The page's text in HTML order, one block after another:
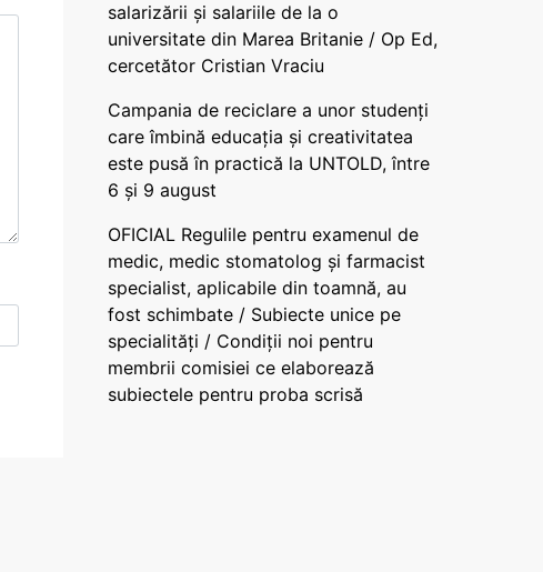
salarizării și salariile de la o
universitate din Marea Britanie / Op Ed,
cercetător Cristian Vraciu
Campania de reciclare a unor studenți
care îmbină educația și creativitatea
este pusă în practică la UNTOLD, între
6 și 9 august
OFICIAL Regulile pentru examenul de
medic, medic stomatolog și farmacist
specialist, aplicabile din toamnă, au
fost schimbate / Subiecte unice pe
specialități / Condiții noi pentru
membrii comisiei ce elaborează
subiectele pentru proba scrisă